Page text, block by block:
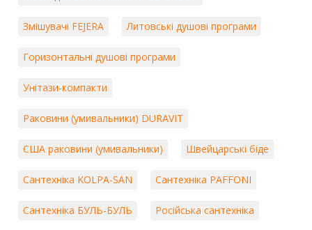
Змішувачі FEJERA Литовські душові програми
Горизонтальні душові програми
Унітази-компакти
Раковини (умивальники) DURAVIT
США раковини (умивальники) Швейцарські біде
Сантехніка KOLPA-SAN Сантехніка PAFFONI
Сантехніка БУЛЬ-БУЛЬ Російська сантехніка